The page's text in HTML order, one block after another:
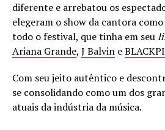
diferente e arrebatou os
elegeram o show da cantora
todo o festival, que tinha em seu
Ariana Grande, J Balvin e
Com seu jeito autêntico e
se consolidando como um dos
atuais da indústria da música.